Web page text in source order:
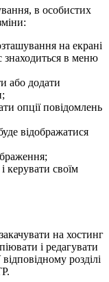
в особистих
на екрані
знаходиться в меню
або додати
опції повідомлень
відображатися
керувати своїм
на хостинг
і редагувати
розділі